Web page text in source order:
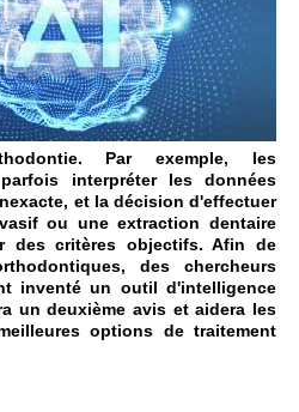
Par exemple, les
interpréter les données
et la décision d'effectuer
ou une extraction dentaire
des critères objectifs. Afin de
des chercheurs
inventé un outil d'intelligence
un deuxième avis et aidera les
options de traitement